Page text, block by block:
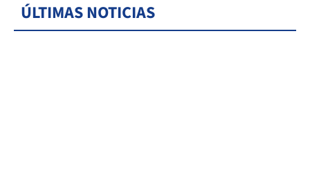
ÚLTIMAS NOTICIAS